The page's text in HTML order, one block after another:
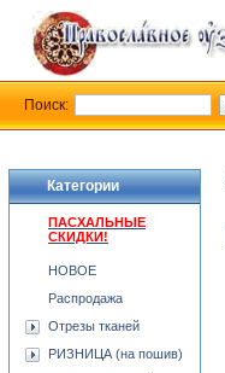
Категории
ПАСХАЛЬНЫЕ
СКИДКИ!
НОВОЕ
Распродажа
Отрезы тканей
РИЗНИЦА (на пошив)
Поиск: